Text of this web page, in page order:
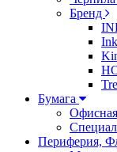
Бренд
Бумага
Офисная
Периферия,